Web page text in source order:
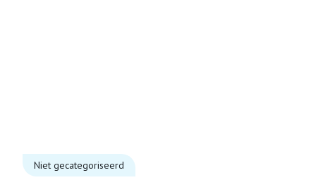
Niet gecategoriseerd